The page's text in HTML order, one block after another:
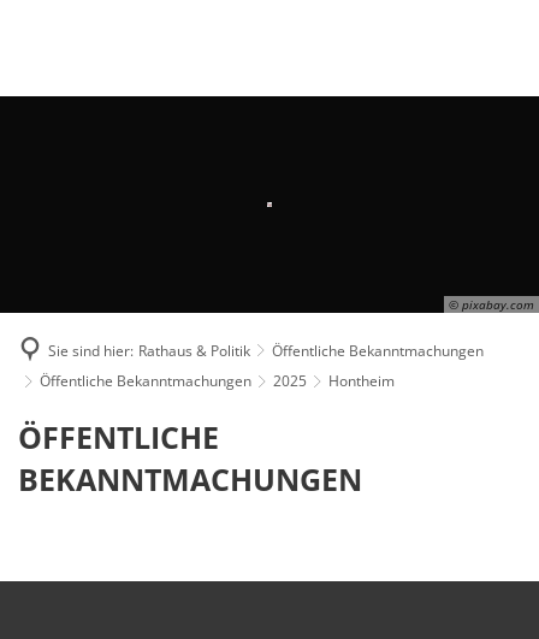
© pixabay.com
Sie sind hier: Rathaus & Politik
Öffentliche Bekanntmachungen
Öffentliche Bekanntmachungen
2025 Hontheim
Hontheim
ÖFFENTLICHE
BEKANNTMACHUNGEN